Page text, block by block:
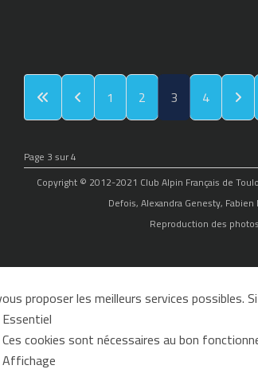
1 2 3 4
Page 3 sur 4
Copyright © 2012-2021 Club Alpin Français de
Defois, Alexandra Genesty,
Reproduction des
proposer les meilleurs services
Essentiel
Ces cookies sont nécessaires au bon
Affichage